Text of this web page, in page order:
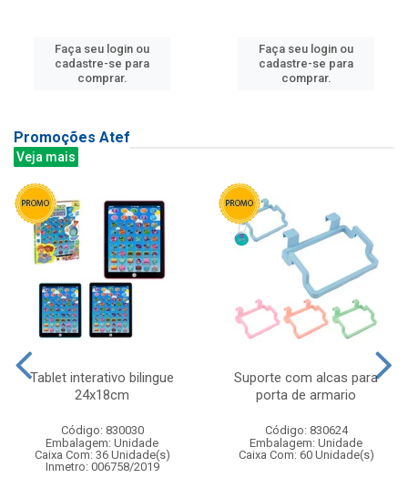
Faça seu login ou
cadastre-se para
comprar.
Faça seu login ou
cadastre-se para
comprar.
Promoções Atef
Veja mais
Tablet interativo bilingue
24x18cm
Código: 830030
Embalagem: Unidade
Caixa Com: 36 Unidade(s)
Inmetro: 006758/2019
Suporte com alcas para
porta de armario
Código: 830624
Embalagem: Unidade
Caixa Com: 60 Unidade(s)